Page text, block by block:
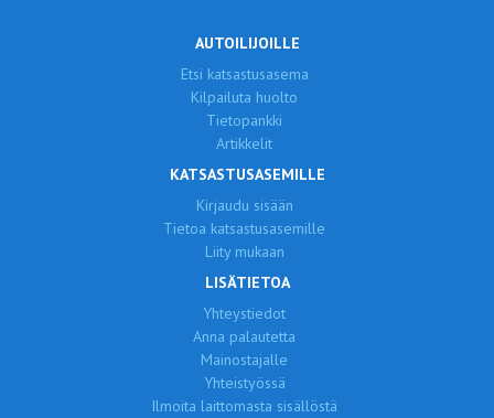
AUTOILIJOILLE
Etsi katsastusasema
Kilpailuta huolto
Tietopankki
Artikkelit
KATSASTUSASEMILLE
Kirjaudu sisään
Tietoa katsastusasemille
Liity mukaan
LISÄTIETOA
Yhteystiedot
Anna palautetta
Mainostajalle
Yhteistyössä
Ilmoita laittomasta sisällöstä